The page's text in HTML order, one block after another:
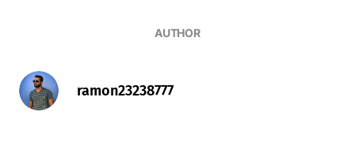
AUTHOR
ramon23238777